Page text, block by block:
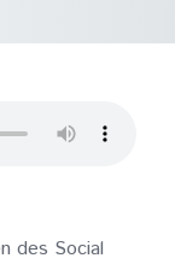
des Social